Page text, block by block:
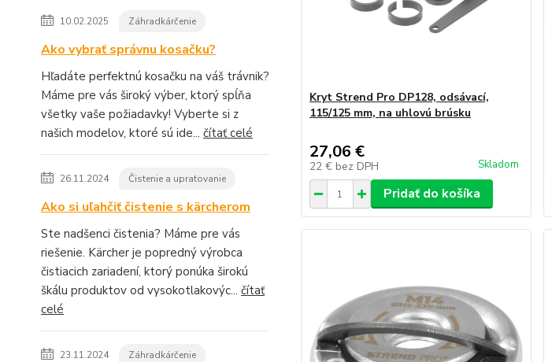
10.02.2025 Záhradkárčenie
Ako vybrať správnu kosačku?
Hľadáte perfektnú kosačku na váš trávnik?
Máme pre vás široký výber, ktorý spĺňa
všetky vaše požiadavky! Vyberte si z
našich modelov, ktoré sú ide... čítať celé
26.11.2024 Čistenie a upratovanie
Ako si uľahčiť čistenie s kärcherom
Ste nadšenci čistenia? Máme pre vás
riešenie. Kärcher je popredný výrobca
čistiacich zariadení, ktorý ponúka širokú
škálu produktov od vysokotlakovýc... čítať
celé
23.11.2024 Záhradkárčenie
Kryt Strend Pro DP128, odsávací,
115/125 mm, na uhlovú brúsku
27,06 €
22 € bez DPH Skladom
Pridať do košíka